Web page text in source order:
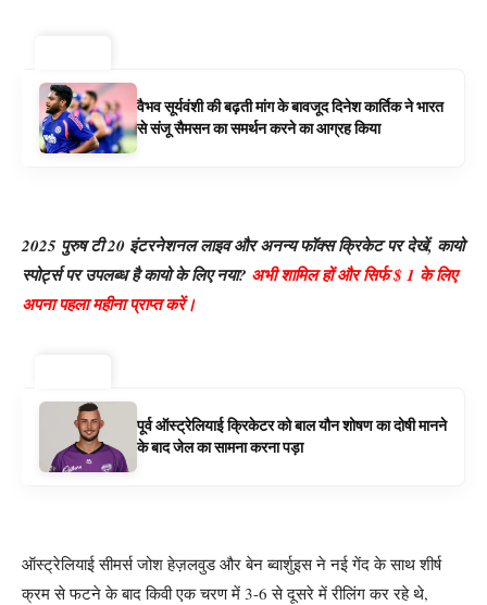
वैभव सूर्यवंशी की बढ़ती मांग के बावजूद दिनेश कार्तिक ने भारत
से संजू सैमसन का समर्थन करने का आग्रह किया
2025 पुरुष टी 20 इंटरनेशनल लाइव और अनन्य फॉक्स क्रिकेट पर देखें, कायो
स्पोर्ट्स पर उपलब्ध है कायो के लिए नया? अभी शामिल हों और सिर्फ $ 1 के लिए
अपना पहला महीना प्राप्त करें।
पूर्व ऑस्ट्रेलियाई क्रिकेटर को बाल यौन शोषण का दोषी मानने
के बाद जेल का सामना करना पड़ा
ऑस्ट्रेलियाई सीमर्स जोश हेज़लवुड और बेन ब्वार्शुइस ने नई गेंद के साथ शीर्ष
क्रम से फटने के बाद किवी एक चरण में 3-6 से दूसरे में रीलिंग कर रहे थे,